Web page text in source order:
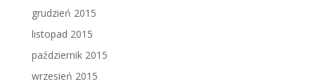
grudzień 2015
listopad 2015
październik 2015
wrzesień 2015